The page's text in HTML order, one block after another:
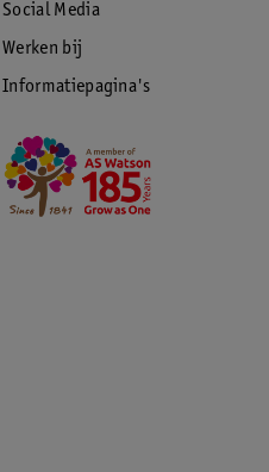
Social Media
Werken bij
Informatiepagina's